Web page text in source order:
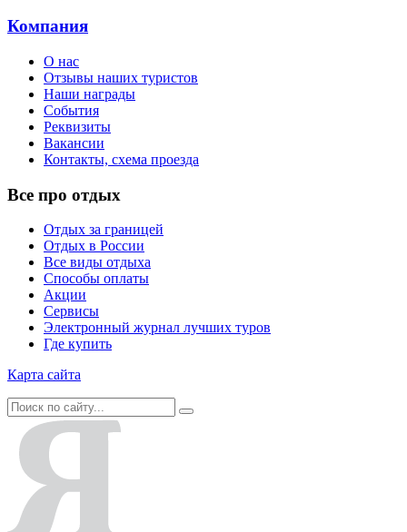
Компания
О нас
Отзывы наших туристов
Наши награды
События
Реквизиты
Вакансии
Контакты, схема проезда
Все про отдых
Отдых за границей
Отдых в России
Все виды отдыха
Способы оплаты
Акции
Сервисы
Электронный журнал лучших туров
Где купить
Карта сайта